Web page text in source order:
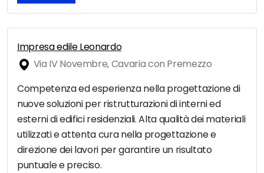
Impresa edile Leonardo
Via IV Novembre, Cavaria con Premezzo
Competenza ed esperienza nella progettazione di
nuove soluzioni per ristrutturazioni di interni ed
esterni di edifici residenziali. Alta qualità dei materiali
utilizzati e attenta cura nella progettazione e
direzione dei lavori per garantire un risultato
puntuale e preciso.